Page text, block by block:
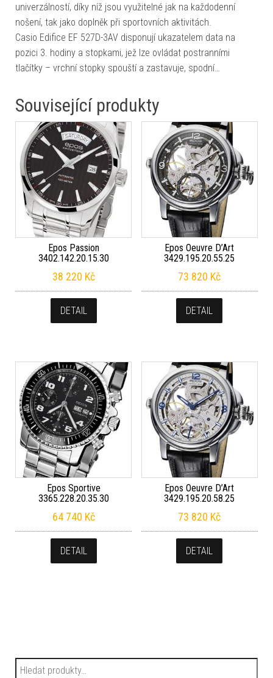
univerzálností, díky níž jsou využitelné jak na každodenní
nošení, tak jako doplněk při sportovních aktivitách.
Casio Edifice EF 527D-3AV disponují ukazatelem data na
pozici 3. hodiny a stopkami, jež lze ovládat postranními
tlačítky – vrchní stopky spouští a zastavuje, spodní…
Související produkty
Epos Passion
3402.142.20.15.30
38 220 Kč
DETAIL
Epos Oeuvre D’Art
3429.195.20.55.25
73 820 Kč
DETAIL
Epos Sportive
3365.228.20.35.30
64 740 Kč
DETAIL
Epos Oeuvre D’Art
3429.195.20.58.25
73 820 Kč
DETAIL
Hledat: